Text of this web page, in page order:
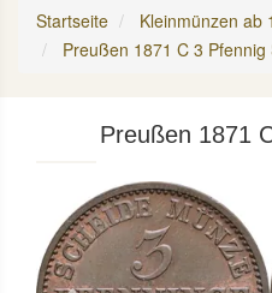
Startseite
Kleinmünzen ab
Preußen 1871 C 3 Pfennig
Preußen 1871